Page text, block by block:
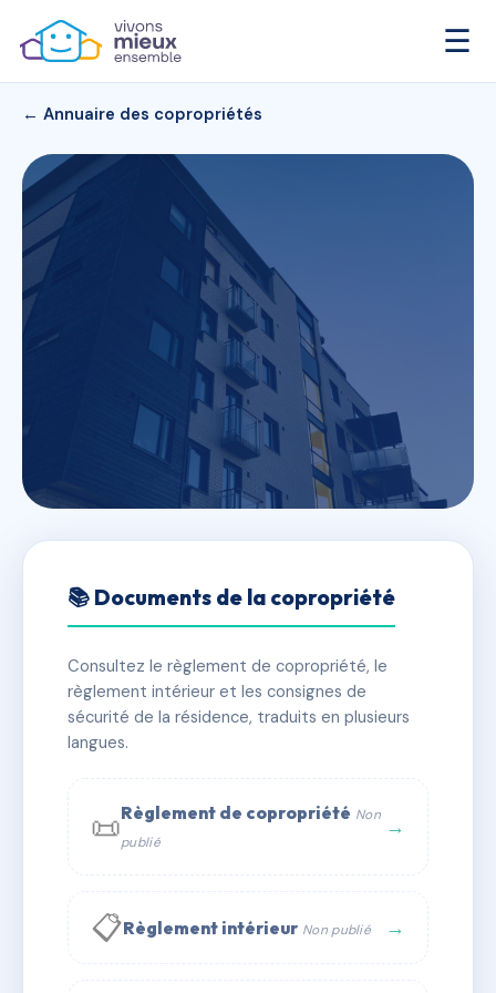
☰
← Annuaire des copropriétés
2102 - 24 Rue Joseph Bara -
MS88786
📍 24 r joseph bara 93230 ROMAINVILLE
✓ Immatriculée 🏠 49 lots 🏗 1 bâtiment(s)
📞 Contacter Syndic Digital 💬 WhatsApp
✉ Email
📚 Documents de la copropriété
Consultez le règlement de copropriété, le
règlement intérieur et les consignes de
sécurité de la résidence, traduits en plusieurs
langues.
📜Règlement de copropriété Non
publié
→
📋Règlement intérieur Non publié →